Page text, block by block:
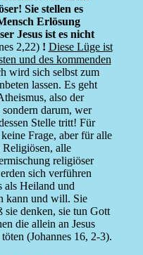
Sie stellen es
Erlösung
Jesus ist es nicht
2,22) ! Diese Lüge ist
und des kommenden
wird sich selbst zum
lassen. Es geht
also der
darum, wer
Stelle tritt! Für
Frage, aber für alle
alle
religiöser
sich verführen
als Heiland und
kann und will. Sie
sie denken, sie tun Gott
die allein an Jesus
(Johannes 16, 2-3).